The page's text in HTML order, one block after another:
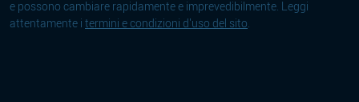
e possono cambiare rapidamente e imprevedibilmente. Leggi
attentamente i termini e condizioni d'uso del sito